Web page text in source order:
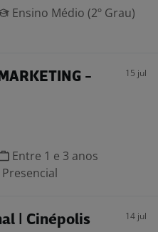
Ensino Médio (2º Grau)
-
15 jul
Entre 1 e 3 anos
Presencial
| Cinépolis
14 jul